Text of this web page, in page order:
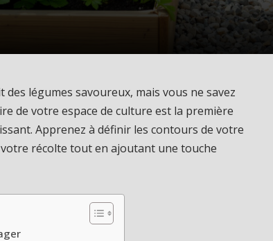
légumes savoureux, mais vous ne savez
de votre espace de culture est la première
Apprenez à définir les contours de votre
récolte tout en ajoutant une touche